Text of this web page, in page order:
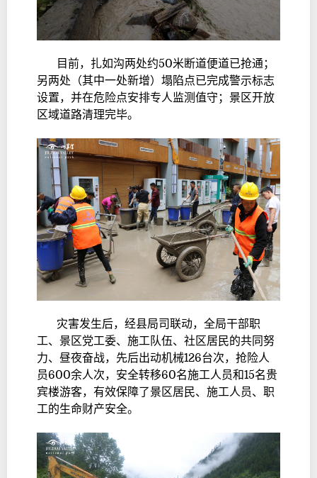
目前，扎如沟两处约50米断道便道已抢通；
另两处（其中一处新增）塌陷点已完成警示标志
设置，并在危险点安排专人监测值守；景区开放
区域道路清理完毕。
灾害发生后，经县局司联动，全局干部职
工、景区党工委、施工队伍、社区居民的共同努
力、昼夜奋战，先后出动机械126台次，抢险人
员600余人次，安全转移60名施工人员和15名贵
宾楼游客，有效保障了景区居民、施工人员、职
工的生命财产安全。